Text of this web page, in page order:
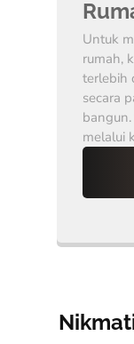
Untuk
rumah,
terlebih
secara
melalui